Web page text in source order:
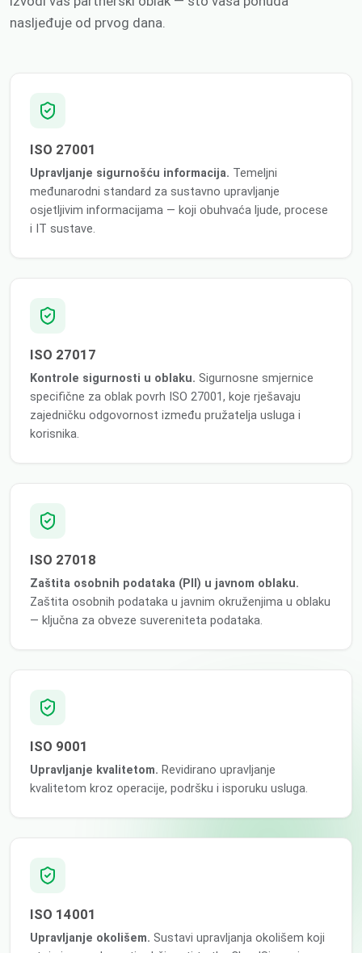
nasljeđuje od prvog dana.
ISO 27001
Upravljanje sigurnošću informacija. Temeljni
međunarodni standard za sustavno upravljanje
osjetljivim informacijama — koji obuhvaća ljude, procese
i IT sustave.
ISO 27017
Kontrole sigurnosti u oblaku. Sigurnosne smjernice
specifične za oblak povrh ISO 27001, koje rješavaju
zajedničku odgovornost između pružatelja usluga i
korisnika.
ISO 27018
Zaštita osobnih podataka (PII) u javnom oblaku.
Zaštita osobnih podataka u javnim okruženjima u oblaku
— ključna za obveze suvereniteta podataka.
ISO 9001
Upravljanje kvalitetom. Revidirano upravljanje
kvalitetom kroz operacije, podršku i isporuku usluga.
ISO 14001
Upravljanje okolišem. Sustavi upravljanja okolišem koji